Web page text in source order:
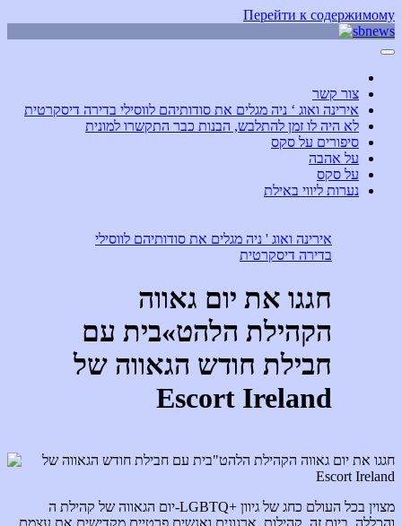
Перейти к содержимому
צור קשר
אירינה ואוג ‘ ניה מגלים את סודותיהם לווסילי בדירה דיסקרטית
לא היה לו זמן להתלבש, הבנות כבר התקשרו למונית
סיפורים על סקס
על אהבה
על סקס
נערות ליווי באילת
אירינה ואוג ' ניה מגלים את סודותיהם לווסילי
בדירה דיסקרטית
חגגו את יום גאווה
הקהילת הלהט»בית עם
חבילת חודש הגאווה של
Escort Ireland
יום הגאווה של קהילת ה-LGBTQ+ מצוין בכל העולם כחג של גיוון
והכללה. ביום זה, קהילות, ארגונים ואנשים פרטיים מקדישים את עצמם